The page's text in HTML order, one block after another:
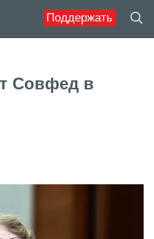
Поддержать
Совфед в